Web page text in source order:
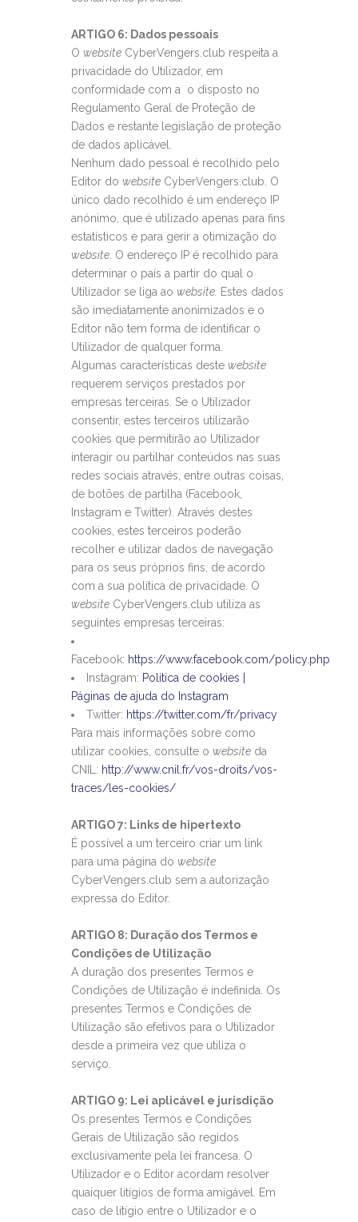
ARTIGO 6: Dados pessoais
O website CyberVengers.club respeita a
privacidade do Utilizador, em
conformidade com a o disposto no
Regulamento Geral de Proteção de
Dados e restante legislação de proteção
de dados aplicável.
Nenhum dado pessoal é recolhido pelo
Editor do website CyberVengers.club. O
único dado recolhido é um endereço IP
anónimo, que é utilizado apenas para fins
estatísticos e para gerir a otimização do
website . O endereço IP é recolhido para
determinar o país a partir do qual o
Utilizador se liga ao website. Estes dados
são imediatamente anonimizados e o
Editor não tem forma de identificar o
Utilizador de qualquer forma.
Algumas características deste website
requerem serviços prestados por
empresas terceiras. Se o Utilizador
consentir, estes terceiros utilizarão
cookies que permitirão ao Utilizador
interagir ou partilhar conteúdos nas suas
redes sociais através, entre outras coisas,
de botões de partilha (Facebook,
Instagram e Twitter). Através destes
cookies, estes terceiros poderão
recolher e utilizar dados de navegação
para os seus próprios fins, de acordo
com a sua política de privacidade. O
website CyberVengers.club utiliza as
seguintes empresas terceiras:
Facebook: https://www.facebook.com/policy.php
Instagram: Política de cookies |
Páginas de ajuda do Instagram
Twitter: https://twitter.com/fr/privacy
Para mais informações sobre como
utilizar cookies, consulte o website da
CNIL: http://www.cnil.fr/vos-droits/vos-
traces/les-cookies/
ARTIGO 7: Links de hipertexto
É possível a um terceiro criar um link
para uma página do website
CyberVengers.club sem a autorização
expressa do Editor.
ARTIGO 8: Duração dos Termos e
Condições de Utilização
A duração dos presentes Termos e
Condições de Utilização é indefinida. Os
presentes Termos e Condições de
Utilização são efetivos para o Utilizador
desde a primeira vez que utiliza o
serviço.
ARTIGO 9: Lei aplicável e jurisdição
Os presentes Termos e Condições
Gerais de Utilização são regidos
exclusivamente pela lei francesa. O
Utilizador e o Editor acordam resolver
quaiquer litígios de forma amigável. Em
caso de litígio entre o Utilizador e o